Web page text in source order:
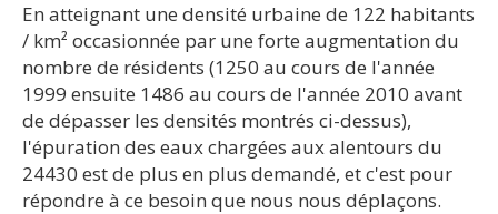
En atteignant une densité urbaine de 122 habitants
/ km² occasionnée par une forte augmentation du
nombre de résidents (1250 au cours de l'année
1999 ensuite 1486 au cours de l'année 2010 avant
de dépasser les densités montrés ci-dessus),
l'épuration des eaux chargées aux alentours du
24430 est de plus en plus demandé, et c'est pour
répondre à ce besoin que nous nous déplaçons.